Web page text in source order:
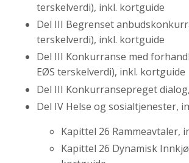
terskelverdi), inkl. kortguide
Del III Begrenset
terskelverdi), inkl. kortguide
Del III Konkurranse med
EØS terskelverdi), inkl. kortguide
Del III Konkurransepreget
Del IV Helse og sosialtjenester,
Kapittel 26 Rammeavtaler,
Kapittel 26 Dynamisk